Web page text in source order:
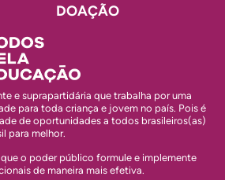
DOAÇÃO
e suprapartidária que trabalha por uma
para toda criança e jovem no país. Pois é
de oportunidades a todos brasileiros(as)
para melhor.
o poder público formule e implemente
de maneira mais efetiva.